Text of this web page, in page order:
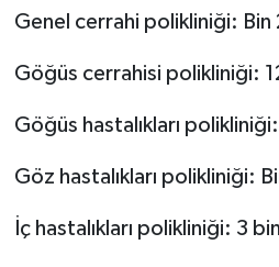
Genel cerrahi polikliniği: Bin
Göğüs cerrahisi polikliniği:
Göğüs hastalıkları
Göz hastalıkları polikliniği:
İç hastalıkları polikliniği: 3